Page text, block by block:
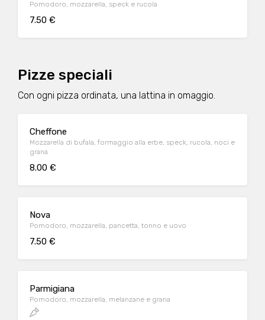
Pomodoro, mozzarella, speck e rucola
7.50 €
Pizze speciali
Con ogni pizza ordinata, una lattina in omaggio.
Cheffone
Mozzarella di bufala, formaggio alla erbe, speck, rucola, noci e
grana
8.00 €
Nova
Pomodoro, mozzarella, pancetta, tonno e uovo
7.50 €
Parmigiana
Pomodoro, mozzarella, melanzane e grana